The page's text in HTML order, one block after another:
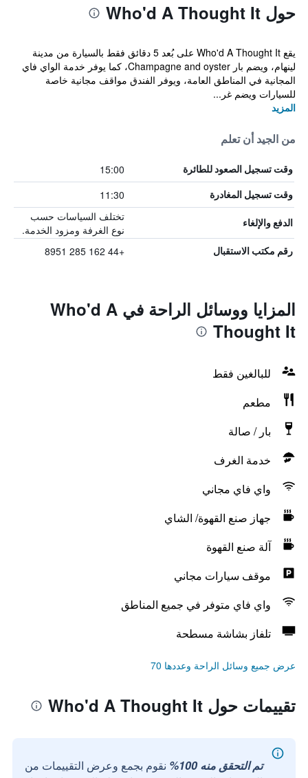
حول Who'd A Thought It
يقع Who'd A Thought It على بُعد 5 دقائق فقط بالسيارة من مدينة
لينهام، ويضم بار Champagne and oyster، كما يوفر خدمة الواي فاي
المجانية في المناطق العامة، ويوفر الفندق مواقف مجانية خاصة
للسيارات ويضم غر...
المزيد
من الجيد أن تعلم
وقت تسجيل الصعود للطائرة 15:00
وقت تسجيل المغادرة 11:30
الدفع والإلغاء
تختلف السياسات حسب
نوع الغرفة ومزود الخدمة.
رقم مكتب الاستقبال +44 162 285 8951
المزايا ووسائل الراحة في Who'd A
Thought It
للبالغين فقط
مطعم
بار / صالة
خدمة الغرف
واي فاي مجاني
جهاز صنع القهوة/ الشاي
آلة صنع القهوة
موقف سيارات مجاني
واي فاي متوفر في جميع المناطق
تلفاز بشاشة مسطحة
عرض جميع وسائل الراحة وعددها 70
تقييمات حول Who'd A Thought It
تم التحقق منه 100%
نقوم بجمع وعرض التقييمات من